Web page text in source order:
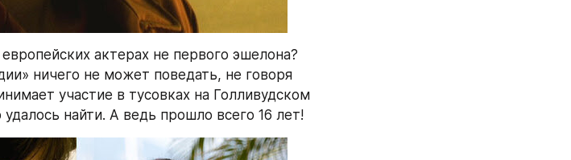
актерах не первого эшелона?
ничего не может поведать, не говоря
участие в тусовках на Голливудском
найти. А ведь прошло всего 16 лет!